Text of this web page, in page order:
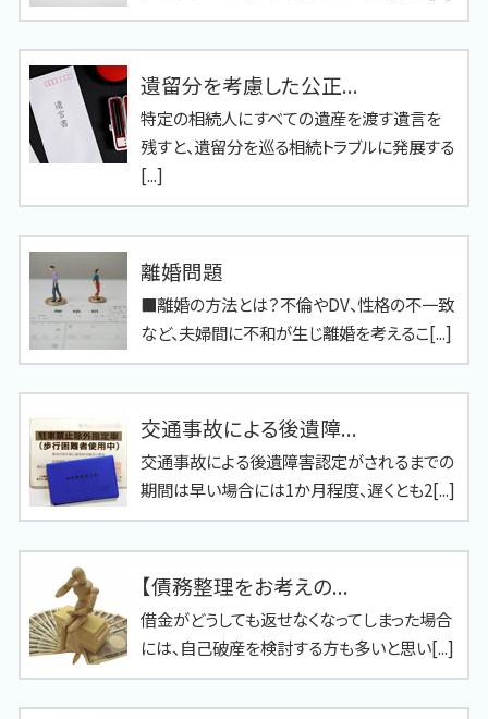
遺留分を考慮した公正...
特定の相続人にすべての遺産を渡す遺言を
残すと、遺留分を巡る相続トラブルに発展する
[...]
離婚問題
■離婚の方法とは？不倫やDV、性格の不一致
など、夫婦間に不和が生じ離婚を考えるこ[...]
交通事故による後遺障...
交通事故による後遺障害認定がされるまでの
期間は早い場合には1か月程度、遅くとも2[...]
【債務整理をお考えの...
借金がどうしても返せなくなってしまった場合
には、自己破産を検討する方も多いと思い[...]